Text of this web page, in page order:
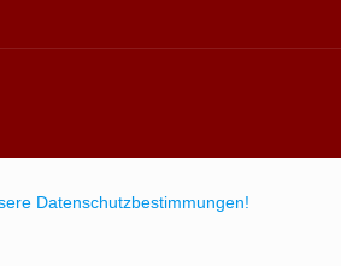
Datenschutzbestimmungen!